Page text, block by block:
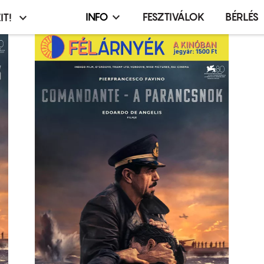
Infó,
esemény,
terembérlés
menü
INFO FESZTIVÁLOK BÉRLÉS